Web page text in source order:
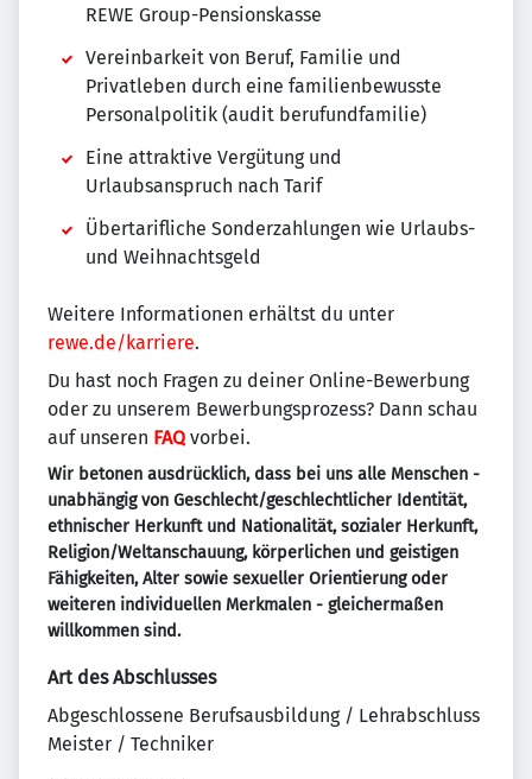
REWE Group-Pensionskasse
Vereinbarkeit von Beruf, Familie und
Privatleben durch eine familienbewusste
Personalpolitik (audit berufundfamilie)
Eine attraktive Vergütung und
Urlaubsanspruch nach Tarif
Übertarifliche Sonderzahlungen wie Urlaubs-
und Weihnachtsgeld
Weitere Informationen erhältst du unter
rewe.de/karriere.
Du hast noch Fragen zu deiner Online-Bewerbung
oder zu unserem Bewerbungsprozess? Dann schau
auf unseren FAQvorbei.
Wir betonen ausdrücklich, dass bei uns alle Menschen -
unabhängig von Geschlecht/geschlechtlicher Identität,
ethnischer Herkunft und Nationalität, sozialer Herkunft,
Religion/Weltanschauung, körperlichen und geistigen
Fähigkeiten, Alter sowie sexueller Orientierung oder
weiteren individuellen Merkmalen - gleichermaßen
willkommen sind.
Art des Abschlusses
Abgeschlossene Berufsausbildung / Lehrabschluss
Meister / Techniker